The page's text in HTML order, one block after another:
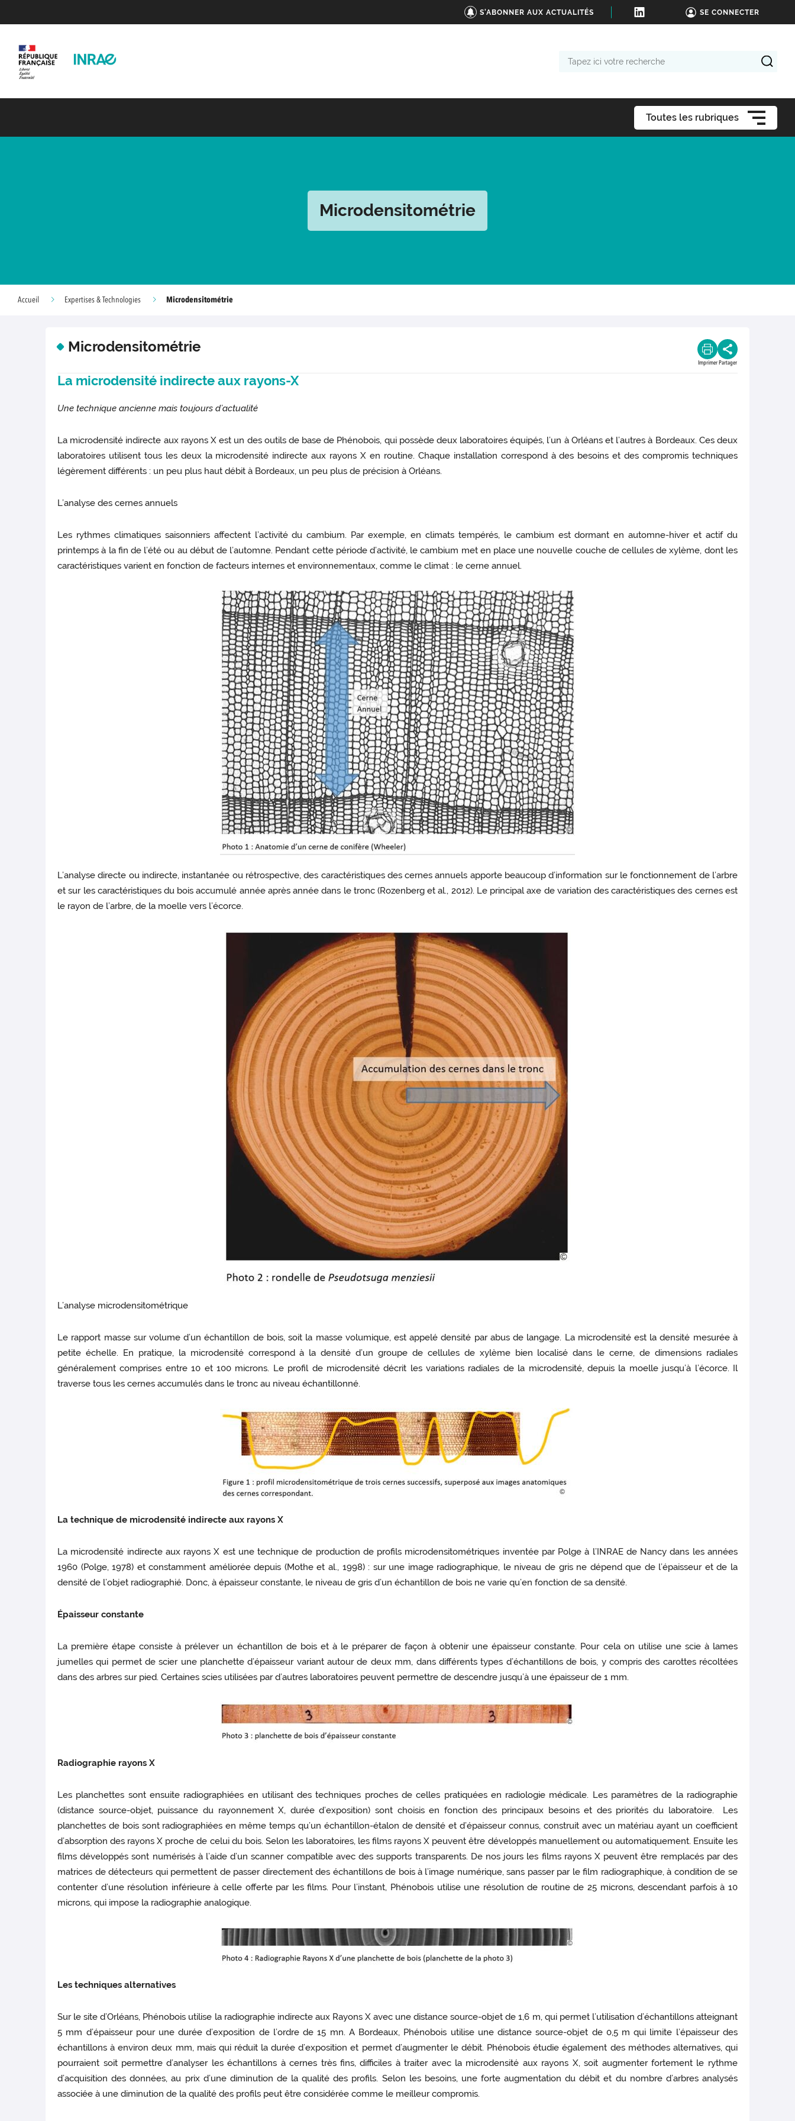
S'ABONNER AUX ACTUALITÉS SE CONNECTER
Toutes les rubriques
Microdensitométrie
Accueil Expertises & Technologies Microdensitométrie
Microdensitométrie
Imprimer Partager
La microdensité indirecte aux rayons-X
Une technique ancienne mais toujours d’actualité
La microdensité indirecte aux rayons X est un des outils de base de Phénobois, qui possède deux laboratoires équipés, l’un à Orléans et l’autres à Bordeaux. Ces deux
laboratoires utilisent tous les deux la microdensité indirecte aux rayons X en routine. Chaque installation correspond à des besoins et des compromis techniques
légèrement différents : un peu plus haut débit à Bordeaux, un peu plus de précision à Orléans.
L’analyse des cernes annuels
Les rythmes climatiques saisonniers affectent l’activité du cambium. Par exemple, en climats tempérés, le cambium est dormant en automne-hiver et actif du
printemps à la fin de l’été ou au début de l’automne. Pendant cette période d’activité, le cambium met en place une nouvelle couche de cellules de xylème, dont les
caractéristiques varient en fonction de facteurs internes et environnementaux, comme le climat : le cerne annuel.
L’analyse directe ou indirecte, instantanée ou rétrospective, des caractéristiques des cernes annuels apporte beaucoup d’information sur le fonctionnement de l’arbre
et sur les caractéristiques du bois accumulé année après année dans le tronc (Rozenberg et al., 2012). Le principal axe de variation des caractéristiques des cernes est
le rayon de l’arbre, de la moelle vers l’écorce.
L’analyse microdensitométrique
Le rapport masse sur volume d’un échantillon de bois, soit la masse volumique, est appelé densité par abus de langage. La microdensité est la densité mesurée à
petite échelle. En pratique, la microdensité correspond à la densité d’un groupe de cellules de xylème bien localisé dans le cerne, de dimensions radiales
généralement comprises entre 10 et 100 microns. Le profil de microdensité décrit les variations radiales de la microdensité, depuis la moelle jusqu’à l’écorce. Il
traverse tous les cernes accumulés dans le tronc au niveau échantillonné.
La technique de microdensité indirecte aux rayons X
La microdensité indirecte aux rayons X est une technique de production de profils microdensitométriques inventée par Polge à l’INRAE de Nancy dans les années
1960 (Polge, 1978) et constamment améliorée depuis (Mothe et al., 1998) : sur une image radiographique, le niveau de gris ne dépend que de l’épaisseur et de la
densité de l’objet radiographié. Donc, à épaisseur constante, le niveau de gris d’un échantillon de bois ne varie qu’en fonction de sa densité.
Épaisseur constante
La première étape consiste à prélever un échantillon de bois et à le préparer de façon à obtenir une épaisseur constante. Pour cela on utilise une scie à lames
jumelles qui permet de scier une planchette d’épaisseur variant autour de deux mm, dans différents types d’échantillons de bois, y compris des carottes récoltées
dans des arbres sur pied. Certaines scies utilisées par d’autres laboratoires peuvent permettre de descendre jusqu’à une épaisseur de 1 mm.
Radiographie rayons X
Les planchettes sont ensuite radiographiées en utilisant des techniques proches de celles pratiquées en radiologie médicale. Les paramètres de la radiographie
(distance source-objet, puissance du rayonnement X, durée d’exposition) sont choisis en fonction des principaux besoins et des priorités du laboratoire. Les
planchettes de bois sont radiographiées en même temps qu’un échantillon-étalon de densité et d’épaisseur connus, construit avec un matériau ayant un coefficient
d’absorption des rayons X proche de celui du bois. Selon les laboratoires, les films rayons X peuvent être développés manuellement ou automatiquement. Ensuite les
films développés sont numérisés à l’aide d’un scanner compatible avec des supports transparents. De nos jours les films rayons X peuvent être remplacés par des
matrices de détecteurs qui permettent de passer directement des échantillons de bois à l’image numérique, sans passer par le film radiographique, à condition de se
contenter d’une résolution inférieure à celle offerte par les films. Pour l’instant, Phénobois utilise une résolution de routine de 25 microns, descendant parfois à 10
microns, qui impose la radiographie analogique.
Les techniques alternatives
Sur le site d’Orléans, Phénobois utilise la radiographie indirecte aux Rayons X avec une distance source-objet de 1,6 m, qui permet l’utilisation d’échantillons atteignant
5 mm d’épaisseur pour une durée d’exposition de l’ordre de 15 mn. A Bordeaux, Phénobois utilise une distance source-objet de 0,5 m qui limite l’épaisseur des
échantillons à environ deux mm, mais qui réduit la durée d’exposition et permet d’augmenter le débit. Phénobois étudie également des méthodes alternatives, qui
pourraient soit permettre d’analyser les échantillons à cernes très fins, difficiles à traiter avec la microdensité aux rayons X, soit augmenter fortement le rythme
d’acquisition des données, au prix d’une diminution de la qualité des profils. Selon les besoins, une forte augmentation du débit et du nombre d’arbres analysés
associée à une diminution de la qualité des profils peut être considérée comme le meilleur compromis.